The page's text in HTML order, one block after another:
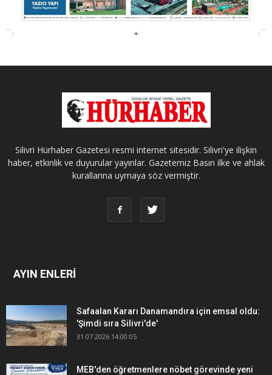
Silivri Hürhaber Gazetesi resmi internet sitesidir. Silivri'ye ilişkin
haber, etkinlik ve duyurular yayınlar. Gazetemiz Basın ilke ve ahlak
kurallarına uymaya söz vermiştir.
AYIN ENLERİ
Safaalan Kararı Danamandıra için emsal oldu:
'Şimdi sıra Silivri'de'
31.07.2026 14:00:05
MEB'den öğretmenlere nöbet görevinde yeni